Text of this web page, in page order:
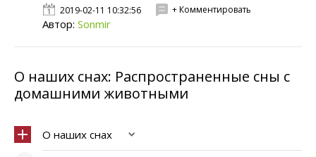
2019-02-11 10:32:56 + Комментировать
Автор: Sonmir
О наших снах: Распространенные сны с
домашними животными
О наших снах